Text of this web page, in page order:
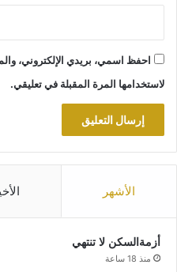
احفظ اسمي، بريدي الإلكتروني،
لاستخدامها المرة المقبلة في تعليقي.
الأشهر
أزمةالسكن لا تنتهي
منذ 18 ساعة